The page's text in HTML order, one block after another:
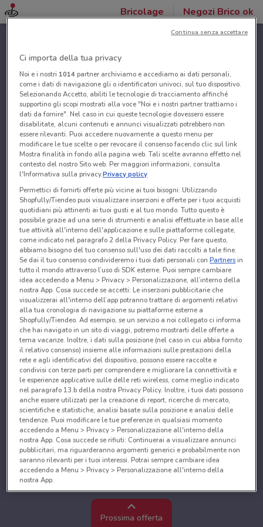
Bricolage Negozi Brico ok
Prossima offerta
Ci importa della tua privacy
Noi e i nostri 1014partner archiviamo e accediamo ai dati personali,
come i dati di navigazione gli o identificatori univoci, sul tuo dispositivo.
Selezionando Accetto, abiliti le tecnologie di tracciamento affinché
supportino gli scopi mostrati alla voce "Noi e i nostri partner trattiamo i
dati da fornire". Nel caso in cui queste tecnologie dovessero essere
disabilitate, alcuni contenuti e annunci visualizzati potrebbero non
essere rilevanti. Puoi accedere nuovamente a questo menu per
modificare le tue scelte o per revocare il consenso facendo clic sul link
Mostra finalità in fondo alla pagina web. Tali scelte avranno effetto nel
contesto del nostro Sito web. Per maggiori informazioni, consulta
l'Informativa sulla privacy.Privacy policy
Permettici di fornirti offerte più vicine ai tuoi bisogni: Utilizzando
Shopfully/Tiendeo puoi visualizzare inserzioni e offerte per i tuoi acquisti
quotidiani più attinenti ai tuoi gusti e al tuo mondo. Tutto questo è
possibile grazie ad una serie di strumenti e analisi effettuate in base alle
tue attività all'interno dell'applicazione e sulle piattaforme collegate,
come indicato nel paragrafo 2 della Privacy Policy. Per fare questo,
abbiamo bisogno del tuo consenso sull'uso dei dati raccolti a tale fine.
Se dai il tuo consenso condivideremo i tuoi dati personali conPartnersin
tutto il mondo attraverso l’uso di SDK esterne. Puoi sempre cambiare
idea accedendo a Menu > Privacy > Personalizzazione, all’interno della
nostra App. Cosa succede se accetti: Le inserzioni pubblicitarie che
visualizzerai all'interno dell’app potranno trattare di argomenti relativi
alla tua cronologia di navigazione su piattaforme esterne a
Shopfully/Tiendeo. Ad esempio, se un servizio a noi collegato ci informa
che hai navigato in un sito di viaggi, potremo mostrarti delle offerte a
tema vacanze. Inoltre, i dati sulla posizione (nel caso in cui abbia fornito
il relativo consenso) insieme alle informazioni sulle prestazioni della
rete e agli identificativi del dispositivo, possono essere raccolte e
condivisi con terze parti per comprendere e migliorare la connettività e
le esperienze applicative sulle delle reti wireless, come meglio indicato
nel paragrafo 13.b della nostra Privacy Policy. Inoltre, i tuoi dati possono
anche essere utilizzati per la creazione di report, ricerche di mercato,
scientifiche e statistiche, analisi basate sulla posizione e analisi delle
tendenze. Puoi modificare le tue preferenze in qualsiasi momento
accedendo a Menu > Privacy > Personalizzazione all'interno della
nostra App. Cosa succede se rifiuti: Continuerai a visualizzare annunci
pubblicitari, ma riguarderanno argomenti generici e probabilmente non
saranno rilevanti per i tuoi interessi. Potrai sempre cambiare idea
accedendo a Menu > Privacy > Personalizzazione all'interno della
nostra App.
Noi e i nostri partner trattiamo i dati per fornire:
Utilizzare dati di geolocalizzazione precisi. Scansione attiva delle
caratteristiche del dispositivo ai fini dell’identificazione. Archiviare
Continua senza accettare